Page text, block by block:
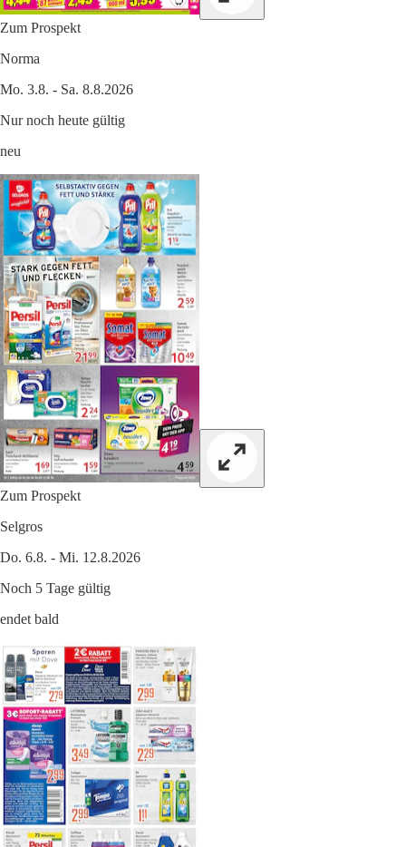
Zum Prospekt
Norma
Mo. 3.8. - Sa. 8.8.2026
Nur noch heute gültig
neu
Zum Prospekt
Selgros
Do. 6.8. - Mi. 12.8.2026
Noch 5 Tage gültig
endet bald